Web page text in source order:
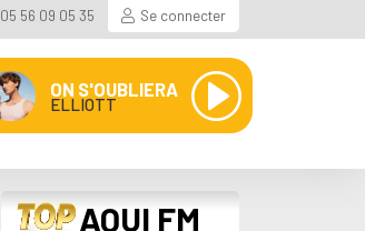
05 56 09 05 35 Se connecter
ON S'OUBLIERA
ELLIOTT
TOP AQUI FM